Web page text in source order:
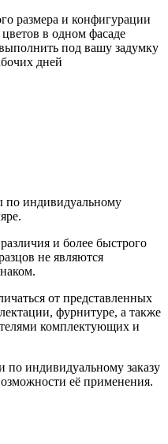
размера и конфигурации
в одном фасаде
под вашу задумку
дней
по индивидуальному
и более быстрого
не являются
от представленных
фурнитуре, а также
комплектующих и
индивидуальному заказу
её применения.